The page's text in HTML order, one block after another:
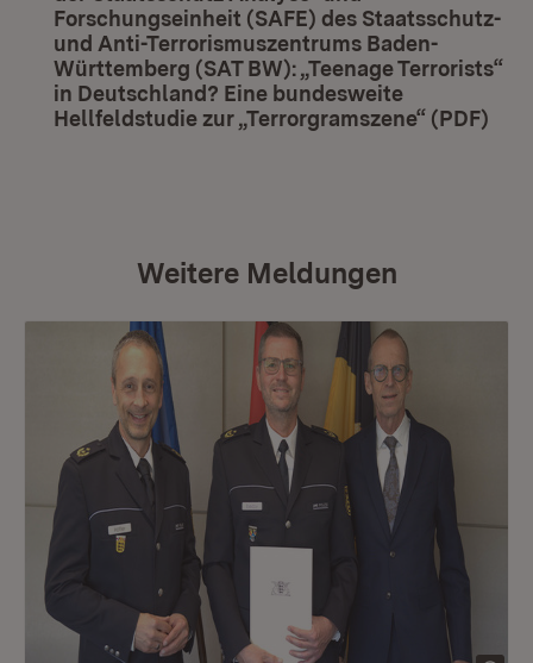
Forschungseinheit (SAFE) des Staatsschutz-
und Anti-Terrorismuszentrums Baden-
Württemberg (SAT BW): „Teenage Terrorists“
in Deutschland? Eine bundesweite
Hellfeldstudie zur „Terrorgramszene“ (PDF)
Weitere Meldungen